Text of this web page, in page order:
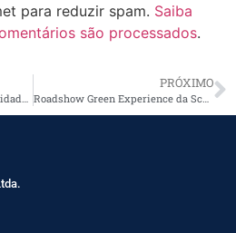
para reduzir spam. Saiba
são processados.
Tramontina fortalece a comunidade de eletricistas no Brasil
PRÓXIMO
Roadshow Green Experience da Schneider Eletric